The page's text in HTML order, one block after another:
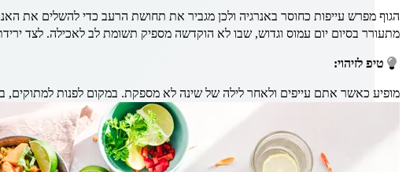
הגוף מפרש עייפות כחוסר באנרגיה ולכן מגביר את תחושת הרעב כדי להשלים את
מתעורר בסיום יום עמוס וגדוש, שבו לא הוקדשה מספיק תשומת לב לאכילה. לצד
טיפ לזיהוי:
מופיע כאשר אתם עייפים ולאחר לילה של שינה לא מספקת. במקום לפנות למתוקים,